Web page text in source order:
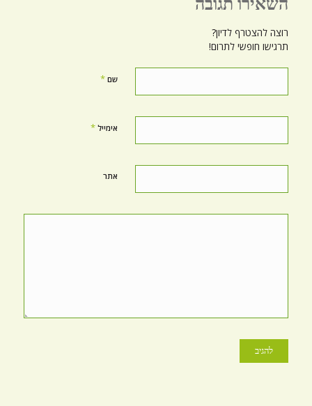
השאירו תגובה
רוצה להצטרף לדיון?
תרגישו חופשי לתרום!
שם *
אימייל *
אתר